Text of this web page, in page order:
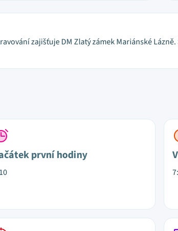
zajišťuje DM Zlatý zámek Mariánské
první hodiny